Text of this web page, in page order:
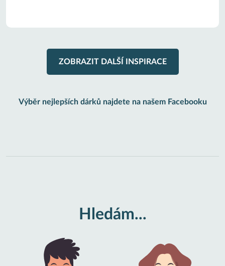
ZOBRAZIT DALŠÍ INSPIRACE
Výběr nejlepších dárků najdete na našem Facebooku
Hledám...